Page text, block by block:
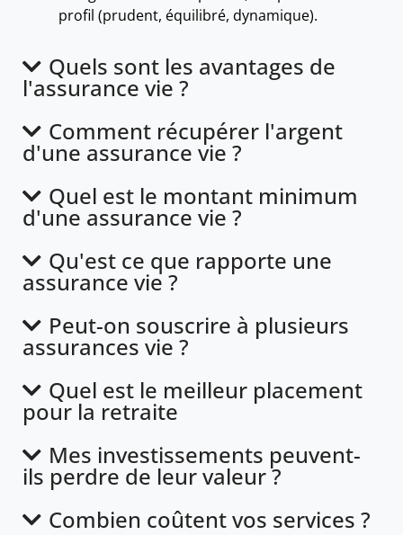
profil (prudent, équilibré, dynamique).
Quels sont les avantages de
l'assurance vie ?
Comment récupérer l'argent
d'une assurance vie ?
Quel est le montant minimum
d'une assurance vie ?
Qu'est ce que rapporte une
assurance vie ?
Peut-on souscrire à plusieurs
assurances vie ?
Quel est le meilleur placement
pour la retraite
Mes investissements peuvent-
ils perdre de leur valeur ?
Combien coûtent vos services ?